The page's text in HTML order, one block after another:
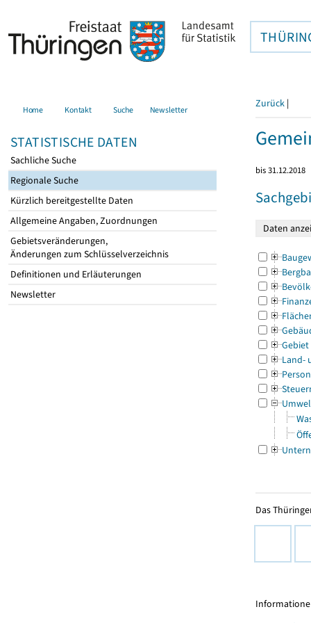
Home Kontakt Suche Newsletter
STATISTISCHE DATEN
Sachliche Suche
Regionale Suche
Kürzlich bereitgestellte Daten
Allgemeine Angaben, Zuordnungen
Gebietsveränderungen,
Änderungen zum Schlüsselverzeichnis
Definitionen und Erläuterungen
Newsletter
Zurück |
bis 31.12.2018
Gebiet
Land-
Das